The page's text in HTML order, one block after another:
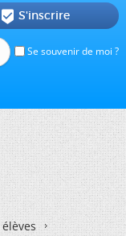
Se souvenir de moi ?
 S'inscrire